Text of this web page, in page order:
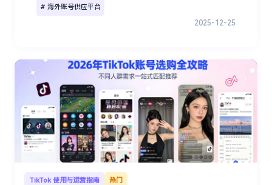
# 海外账号供应平台
2025-12-25
TikTok 使用与运营指南 热门